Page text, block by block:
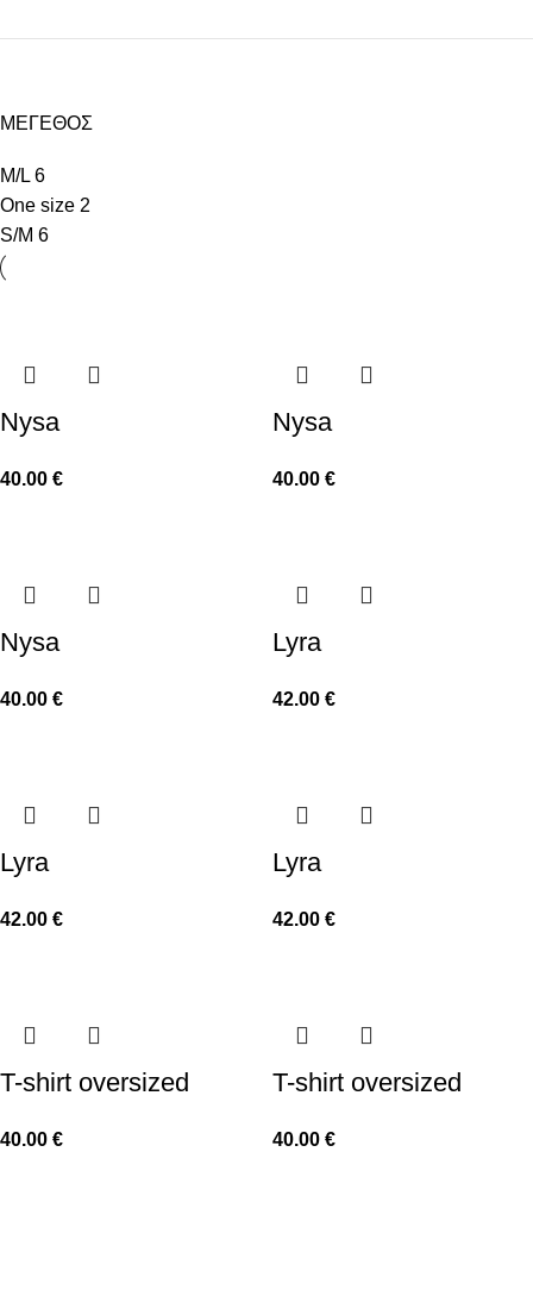
ΜΕΓΕΘΟΣ
M/L 6
One size 2
S/M 6
Nysa
40.00 €
Nysa
40.00 €
Nysa
40.00 €
Lyra
42.00 €
Lyra
42.00 €
Lyra
42.00 €
T-shirt oversized
40.00 €
T-shirt oversized
40.00 €